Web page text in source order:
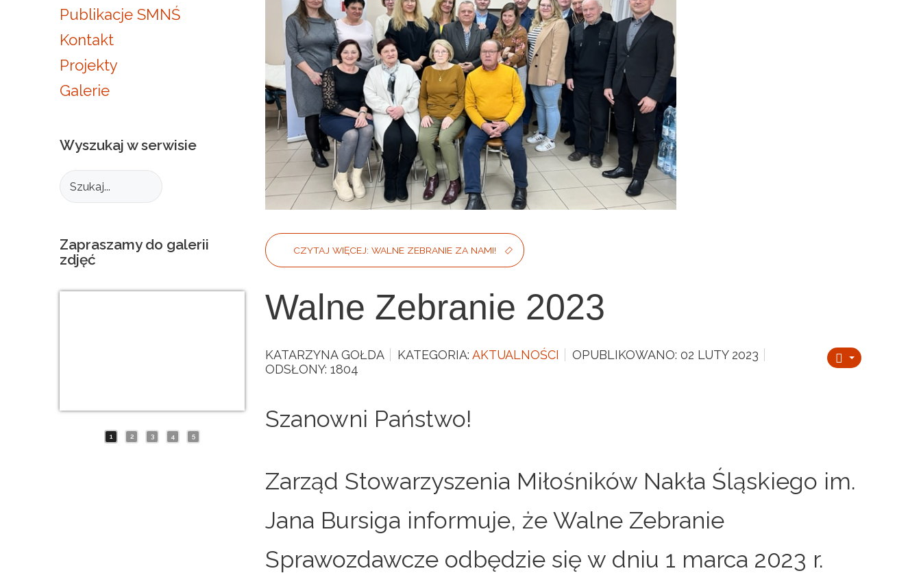
CZYTAJ WIĘCEJ: WALNE ZEBRANIE ZA NAMI!
Walne Zebranie 2023
KATARZYNA GOŁDA KATEGORIA: AKTUALNOŚCI
OPUBLIKOWANO: 02 LUTY 2023
ODSŁONY: 1804
Szanowni Państwo!
Zarząd Stowarzyszenia Miłośników Nakła Śląskiego im.
Jana Bursiga informuje, że Walne Zebranie
Sprawozdawcze odbędzie się w dniu 1 marca 2023 r.
Publikacje SMNŚ
Kontakt
Projekty
Galerie
Wyszukaj w serwisie
Zapraszamy do galerii
zdjęć
1 2 3 4 5